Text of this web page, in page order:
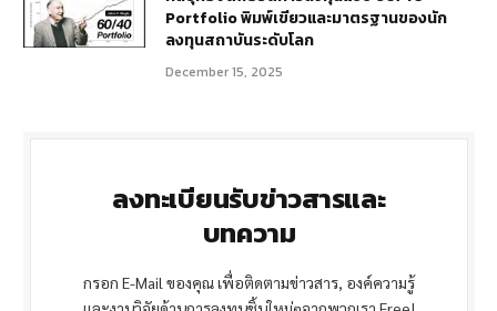
Portfolio พิมพ์เขียวและมาตรฐานของนัก
ลงทุนสถาบันระดับโลก
December 15, 2025
ลงทะเบียนรับข่าวสารและ
บทความ
กรอก E-Mail ของคุณ เพื่อติดตามข่าวสาร, องค์ความรู้